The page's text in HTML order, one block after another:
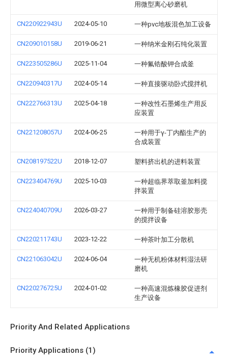
用微型离心砂磨机
CN220922943U 2024-05-10 一种pvc地板混色加工设备
CN209010158U 2019-06-21 一种纳米金刚石纯化装置
CN223505286U 2025-11-04 一种氟锆酸钾合成釜
CN220940317U 2024-05-14 一种直接驱动卧式搅拌机
CN222766313U 2025-04-18
一种改性石墨烯生产用反
应装置
CN221208057U 2024-06-25
一种用于γ-丁内酯生产的
合成装置
CN208197522U 2018-12-07 塑料挤出机的进料装置
CN223404769U 2025-10-03
一种超临界萃取釜加料搅
拌装置
CN224040709U 2026-03-27
一种用于制备硅溶胶形壳
的搅拌设备
CN220211743U 2023-12-22 一种茶叶加工分散机
CN221063042U 2024-06-04
一种无机粉体材料湿法研
磨机
CN220276725U 2024-01-02
一种高速混炼橡胶促进剂
生产设备
Priority And Related Applications
Priority Applications (1)